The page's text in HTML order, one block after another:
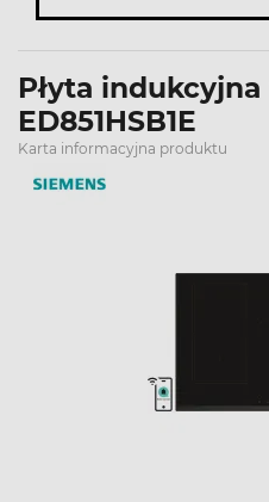
Płyta
ED851HSB1E
Karta informacyjna produktu